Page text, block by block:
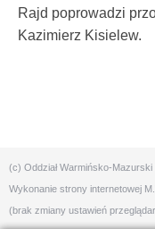
Rajd poprowadzi
Kazimierz Kisielew.
(c) Oddział Warmińsko-Mazurski
Wykonanie strony internetowej
(brak zmiany ustawień